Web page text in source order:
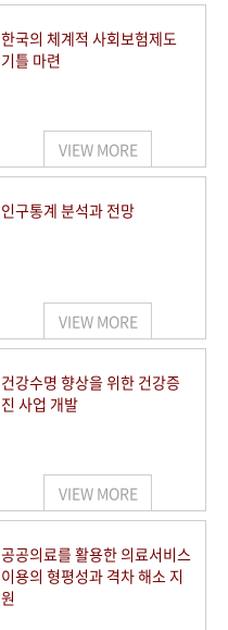
한국의 체계적 사회보험제도
기틀 마련
VIEW MORE
인구통계 분석과 전망
VIEW MORE
건강수명 향상을 위한 건강증
진 사업 개발
VIEW MORE
공공의료를 활용한 의료서비스
이용의 형평성과 격차 해소 지
원